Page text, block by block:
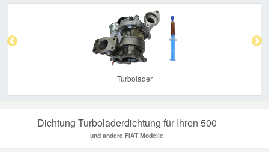
Turbolader
Dichtung Turboladerdichtung für Ihren 500
und andere FIAT Modelle